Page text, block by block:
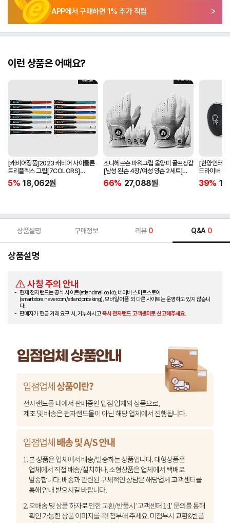
APP에서 구매하면 1% 추가 적립
이런 상품은 어때요?
[캐비어정품]2023 캐비어 사이클론
트리플렉스 그립[7COLORS]
[라운드][39g/42g/46g/50g]
[R/S 토크]
5% 18,062원
조니헤르슨 파워그립 올양피 골프장갑
[남성 왼손 4장/여성 양손 2세트]
[화이트][케이스포함]
66% 27,088원
[한양인터
드라이버 헤
[HD-302]
39%
상품설명 구매정보 리뷰 0 Q&A 0
상품설명
사칭 주의 안내
현재 전자랜드는 공식 사이트(etlandmall.co.kr), 네이버 스마트스토어
(smartstore.naver.com/etlandpriceking), 모바일 어플 외 다른 사이트는 운영하고 있지 않습니
다.
판매자가 현금 거래 요구 시, 거부하시고즉시 전자랜드 고객센터로 신고해주세요.